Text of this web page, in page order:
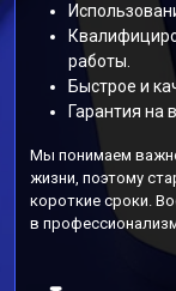
работы.
Быстрое и
Гарантия на
Мы понимаем
жизни, поэтому
короткие сроки.
в